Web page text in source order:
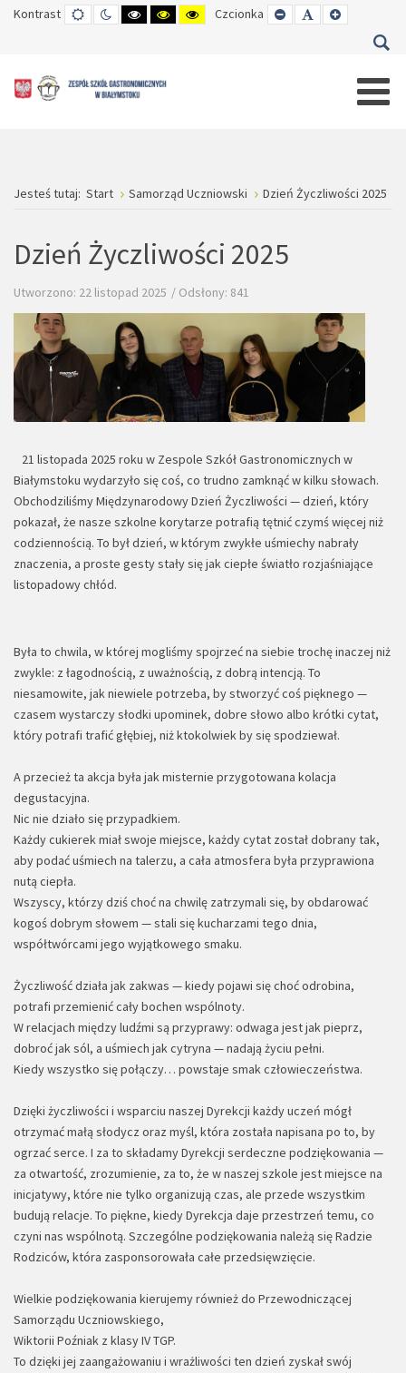
Kontrast TRYB
DOMYŚLNY
TRYB
DZIENNY
WYSOKI
CZARNO-
WYSOKI
CZARNO-
WYSOKI
ŻÓŁTO-
Czcionka SET
SMALLER
SET
DEFAULT
SET
LARGER
Jesteś tutaj: Start Samorząd Uczniowski Dzień Życzliwości 2025
Dzień Życzliwości 2025
Utworzono: 22 listopad 2025 Odsłony: 841
21 listopada 2025 roku w Zespole Szkół Gastronomicznych w
Białymstoku wydarzyło się coś, co trudno zamknąć w kilku słowach.
Obchodziliśmy Międzynarodowy Dzień Życzliwości — dzień, który
pokazał, że nasze szkolne korytarze potrafią tętnić czymś więcej niż
codziennością. To był dzień, w którym zwykłe uśmiechy nabrały
znaczenia, a proste gesty stały się jak ciepłe światło rozjaśniające
listopadowy chłód.
Była to chwila, w której mogliśmy spojrzeć na siebie trochę inaczej niż
zwykle: z łagodnością, z uważnością, z dobrą intencją. To
niesamowite, jak niewiele potrzeba, by stworzyć coś pięknego —
czasem wystarczy słodki upominek, dobre słowo albo krótki cytat,
który potrafi trafić głębiej, niż ktokolwiek by się spodziewał.
A przecież ta akcja była jak misternie przygotowana kolacja
degustacyjna.
Nic nie działo się przypadkiem.
Każdy cukierek miał swoje miejsce, każdy cytat został dobrany tak,
aby podać uśmiech na talerzu, a cała atmosfera była przyprawiona
nutą ciepła.
Wszyscy, którzy dziś choć na chwilę zatrzymali się, by obdarować
kogoś dobrym słowem — stali się kucharzami tego dnia,
współtwórcami jego wyjątkowego smaku.
Życzliwość działa jak zakwas — kiedy pojawi się choć odrobina,
potrafi przemienić cały bochen wspólnoty.
W relacjach między ludźmi są przyprawy: odwaga jest jak pieprz,
dobroć jak sól, a uśmiech jak cytryna — nadają życiu pełni.
Kiedy wszystko się połączy… powstaje smak człowieczeństwa.
Dzięki życzliwości i wsparciu naszej Dyrekcji każdy uczeń mógł
otrzymać małą słodycz oraz myśl, która została napisana po to, by
ogrzać serce. I za to składamy Dyrekcji serdeczne podziękowania —
za otwartość, zrozumienie, za to, że w naszej szkole jest miejsce na
inicjatywy, które nie tylko organizują czas, ale przede wszystkim
budują relacje. To piękne, kiedy Dyrekcja daje przestrzeń temu, co
czyni nas wspólnotą. Szczególne podziękowania należą się Radzie
Rodziców, która zasponsorowała całe przedsięwzięcie.
Wielkie podziękowania kierujemy również do Przewodniczącej
Samorządu Uczniowskiego,
Wiktorii Poźniak z klasy IV TGP.
To dzięki jej zaangażowaniu i wrażliwości ten dzień zyskał swój